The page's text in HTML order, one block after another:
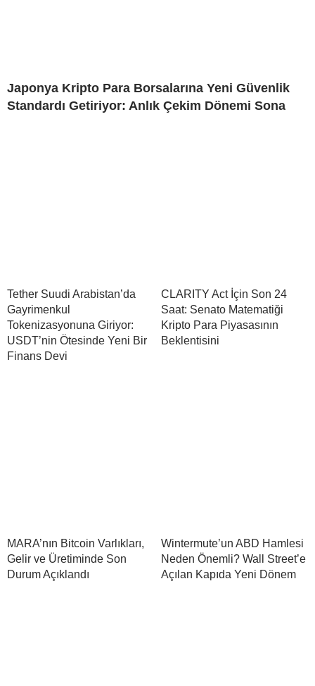
Japonya Kripto Para Borsalarına Yeni Güvenlik
Standardı Getiriyor: Anlık Çekim Dönemi Sona
Tether Suudi Arabistan’da
Gayrimenkul
Tokenizasyonuna Giriyor:
USDT’nin Ötesinde Yeni Bir
Finans Devi
CLARITY Act İçin Son 24
Saat: Senato Matematiği
Kripto Para Piyasasının
Beklentisini
MARA’nın Bitcoin Varlıkları,
Gelir ve Üretiminde Son
Durum Açıklandı
Wintermute’un ABD Hamlesi
Neden Önemli? Wall Street’e
Açılan Kapıda Yeni Dönem